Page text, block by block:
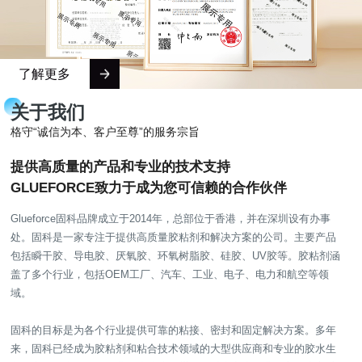
了解更多
关于我们
格守“诚信为本、客户至尊”的服务宗旨
提供高质量的产品和专业的技术支持
GLUEFORCE致力于成为您可信赖的合作伙伴
Glueforce固科品牌成立于2014年，总部位于香港，并在深圳设有办事
处。固科是一家专注于提供高质量胶粘剂和解决方案的公司。主要产品
包括瞬干胶、导电胶、厌氧胶、环氧树脂胶、硅胶、UV胶等。胶粘剂涵
盖了多个行业，包括OEM工厂、汽车、工业、电子、电力和航空等领
域。
固科的目标是为各个行业提供可靠的粘接、密封和固定解决方案。多年
来，固科已经成为胶粘剂和粘合技术领域的大型供应商和专业的胶水生